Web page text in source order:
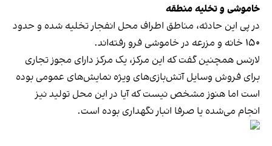
خاموشی و تخلیه منطقه
در پی این حادثه، مناطق اطراف محل انفجار تخلیه شده و حدود
۱۵۰ خانه و مزرعه در خاموشی فرو رفته‌اند.
لارنس همچنین گفت که این مرکز، یک مرکز دارای مجوز تجاری
برای فروش وسایل آتش‌بازی‌های ویژه نمایش‌های عمومی بوده
است اما هنوز مشخص نیست که آیا در این محل تولید نیز
انجام می‌شده یا صرفا انبار نگهداری بوده است.